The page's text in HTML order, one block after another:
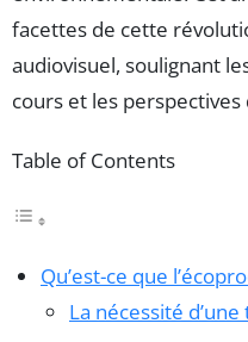
facettes de cette
audiovisuel, soulignant
cours et les
Table of Contents
Qu’est-ce que
La nécessité